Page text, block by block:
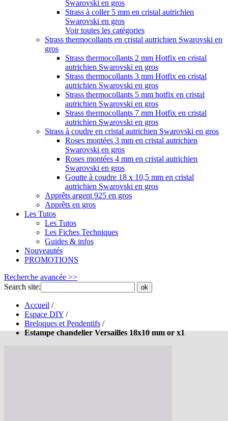
Swarovski en gros
Strass à coller 5 mm en cristal autrichien
Swarovski en gros
Voir toutes les catégories
Strass thermocollants en cristal autrichien Swarovski en
gros
Strass thermocollants 2 mm Hotfix en cristal
autrichien Swarovski en gros
Strass thermocollants 3 mm Hotfix en cristal
autrichien Swarovski en gros
Strass thermocollants 5 mm hotfix en cristal
autrichien Swarovski en gros
Strass thermocollants 7 mm Hotfix en cristal
autrichien Swarovski en gros
Strass à coudre en cristal autrichien Swarovski en gros
Roses montées 3 mm en cristal autrichien
Swarovski en gros
Roses montées 4 mm en cristal autrichien
Swarovski en gros
Goutte à coudre 18 x 10,5 mm en cristal
autrichien Swarovski en gros
Apprêts argent 925 en gros
Apprêts en gros
Les Tutos
Les Tutos
Les Fiches Techniques
Guides & infos
Nouveautés
PROMOTIONS
Recherche avancée >>
Search site:
ok
Accueil /
Espace DIY /
Breloques et Pendentifs /
Estampe chandelier Versailles 18x10 mm or x1